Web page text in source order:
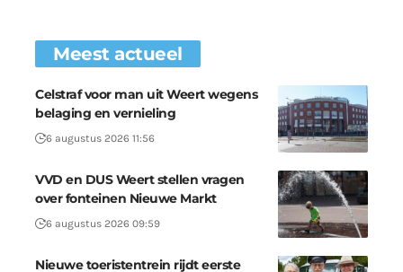
Meest actueel
Celstraf voor man uit Weert wegens
belaging en vernieling
6 augustus 2026 11:56
VVD en DUS Weert stellen vragen
over fonteinen Nieuwe Markt
6 augustus 2026 09:59
Nieuwe toeristentrein rijdt eerste